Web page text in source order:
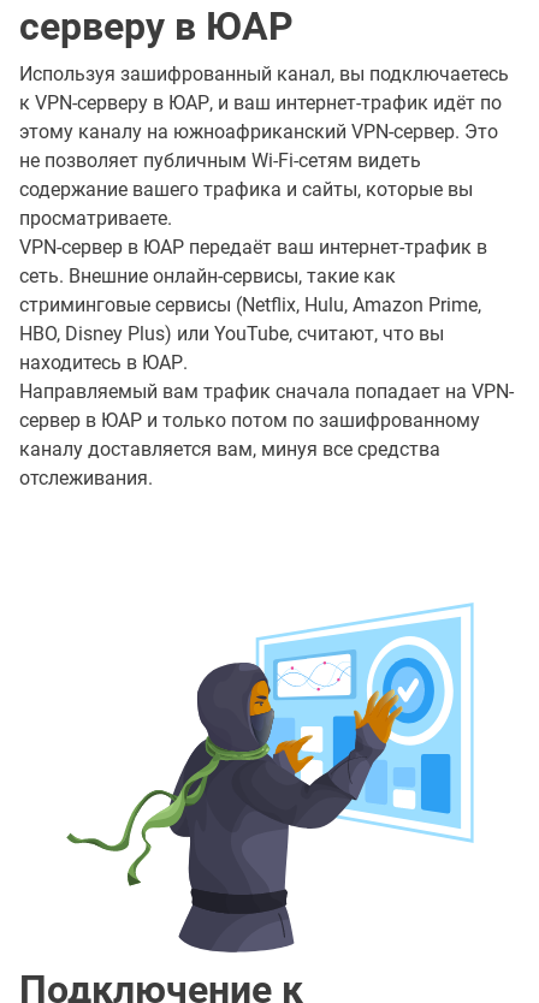
серверу в ЮАР
Используя зашифрованный канал, вы подключаетесь
к VPN-серверу в ЮАР, и ваш интернет-трафик идёт по
этому каналу на южноафриканский VPN-сервер. Это
не позволяет публичным Wi-Fi-сетям видеть
содержание вашего трафика и сайты, которые вы
просматриваете.
VPN-сервер в ЮАР передаёт ваш интернет-трафик в
сеть. Внешние онлайн-сервисы, такие как
стриминговые сервисы (Netflix, Hulu, Amazon Prime,
HBO, Disney Plus) или YouTube, считают, что вы
находитесь в ЮАР.
Направляемый вам трафик сначала попадает на VPN-
сервер в ЮАР и только потом по зашифрованному
каналу доставляется вам, минуя все средства
отслеживания.
Подключение к